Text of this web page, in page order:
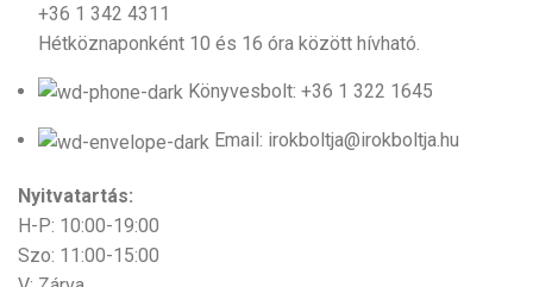
+36 1 342 4311
Hétköznaponként 10 és 16 óra között hívható.
Könyvesbolt: +36 1 322 1645
Email: irokboltja@irokboltja.hu
Nyitvatartás:
H-P: 10:00-19:00
Szo: 11:00-15:00